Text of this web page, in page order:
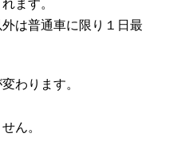
ます。
外は普通車に限り１日最
わります。
ん。